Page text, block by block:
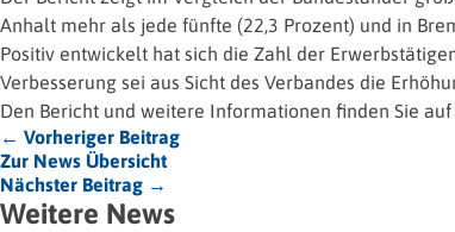
Anhalt mehr als jede fünfte (22,3 Prozent) und in
Positiv entwickelt hat sich die Zahl der
Verbesserung sei aus Sicht des Verbandes die
Den Bericht und weitere Informationen finden Sie auf
← Vorheriger Beitrag
Zur News Übersicht
Nächster Beitrag →
Weitere News